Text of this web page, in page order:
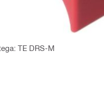
TE DRS-M